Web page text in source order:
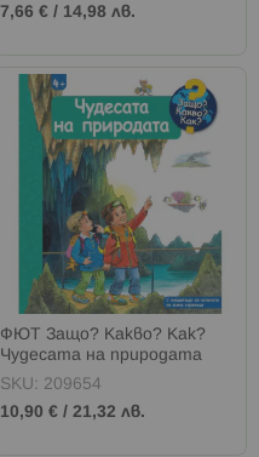
7,66 € / 14,98 лв.
ФЮТ Защо? Какво? Как?
Чудесата на природата
SKU: 209654
10,90 € /21,32 лв.